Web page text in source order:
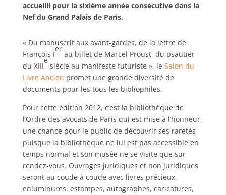
accueilli pour la sixième année consécutive dans la
Nef du Grand Palais de Paris.
« Du manuscrit aux avant-gardes, de la lettre de
François I
er
au billet de Marcel Proust, du psautier
du XIII
e
siècle au manifeste futuriste », le Salon du
Livre Ancien promet une grande diversité de
documents pour les tous les bibliophiles.
Pour cette édition 2012, c’est la bibliothèque de
l’Ordre des avocats de Paris qui est mise à l’honneur,
une chance pour le public de découvrir ses raretés
puisque la bibliothèque ne lui est pas accessible en
temps normal et son musée ne se visite que sur
rendez-vous. Ouvrages juridiques et non juridiques
seront au coude à coude avec livres précieux,
enluminures, estampes, autographes, caricatures,